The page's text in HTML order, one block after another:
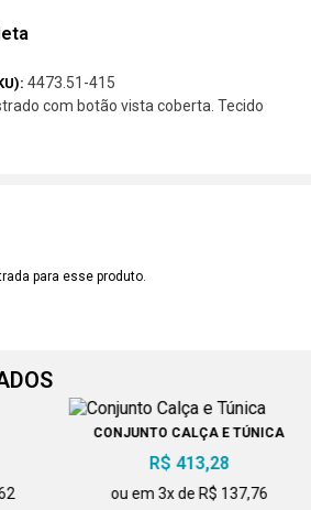
4473.51-415
com botão vista coberta. Tecido
para esse produto.
CONJUNTO CALÇA E TÚNICA
R$ 413,28
ou em 3x de R$ 137,76